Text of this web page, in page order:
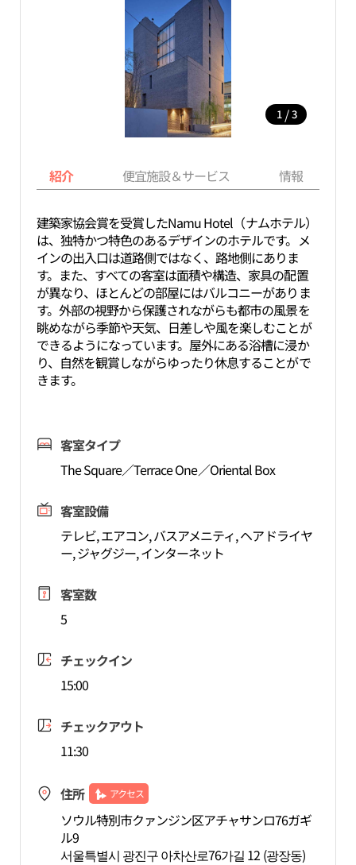
1 / 3
紹介 便宜施設＆サービス 情報
建築家協会賞を受賞したNamu Hotel（ナムホテル）
は、独特かつ特色のあるデザインのホテルです。メ
インの出入口は道路側ではなく、路地側にありま
す。また、すべての客室は面積や構造、家具の配置
が異なり、ほとんどの部屋にはバルコニーがありま
す。外部の視野から保護されながらも都市の風景を
眺めながら季節や天気、日差しや風を楽しむことが
できるようになっています。屋外にある浴槽に浸か
り、自然を観賞しながらゆったり休息することがで
きます。
客室タイプ
The Square／Terrace One／Oriental Box
客室設備
テレビ, エアコン, バスアメニティ, ヘアドライヤ
ー, ジャグジー, インターネット
客室数
5
チェックイン
15:00
チェックアウト
11:30
住所 アクセス
ソウル特別市クァンジン区アチャサンロ76ガギ
ル9
서울특별시 광진구 아차산로76가길 12 (광장동)